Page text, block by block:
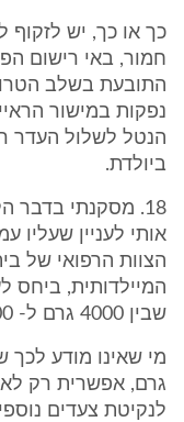
כך או כך, יש לזקוף
חמור, באי רישום
התובעת בשלב
נפקות במישור
הנטל לשלול העדר
ביולדת.
18. מסקנתי
אותי לעניין שעליו
הצוות הרפואי של
המיילדותית, ביחס
שבין 4000 גרם ל- 4500 גרם.
גרם, אפשרית רק
לנקיטת צעדים